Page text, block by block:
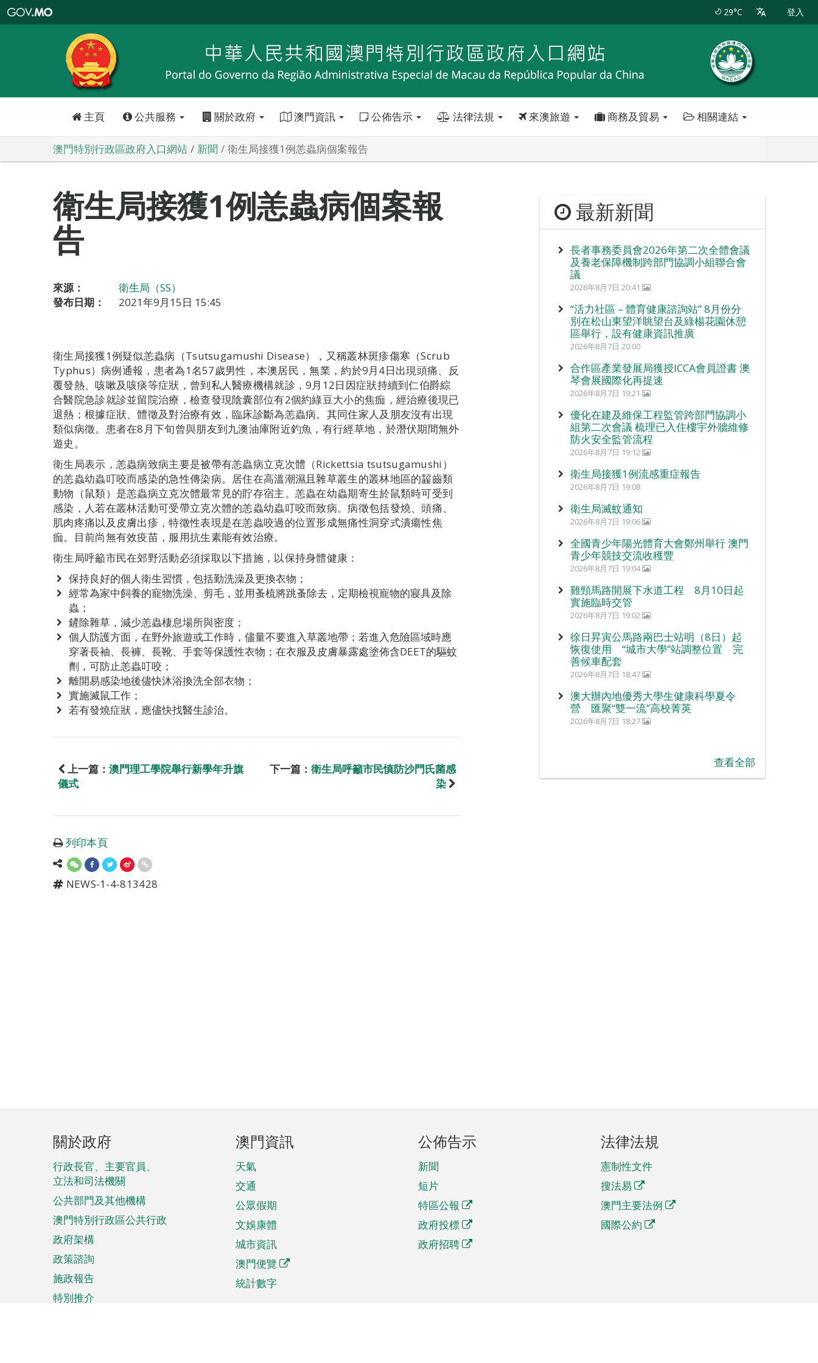
特
政
區
政
口
29°C 登入
主頁 公共服務 關於政府 澳門資訊 公佈告示 法律法規 來澳旅遊 商務及貿易 相關連結
澳門特別行政區政府入口網站 新聞 衛生局接獲1例恙蟲病個案報告
衛生局接獲1例恙蟲病個案報
告
來源：
衛生局（SS）
發布日期：
2021年9月15日 15:45
衛生局接獲1例疑似恙蟲病（Tsutsugamushi Disease），又稱叢林斑疹傷寒（Scrub
Typhus）病例通報，患者為1名57歲男性，本澳居民，無業，約於9月4日出現頭痛、反
覆發熱、咳嗽及咳痰等症狀，曾到私人醫療機構就診，9月12日因症狀持續到仁伯爵綜
合醫院急診就診並留院治療，檢查發現陰囊部位有2個約綠豆大小的焦痂，經治療後現已
退熱；根據症狀、體徵及對治療有效，臨床診斷為恙蟲病。其同住家人及朋友沒有出現
類似病徵。患者在8月下旬曾與朋友到九澳油庫附近釣魚，有行經草地，於潛伏期間無外
遊史。
衛生局表示，恙蟲病致病主要是被帶有恙蟲病立克次體（Rickettsia tsutsugamushi）
的恙蟲幼蟲叮咬而感染的急性傳染病。居住在高溫潮濕且雜草叢生的叢林地區的齧齒類
動物（鼠類）是恙蟲病立克次體最常見的貯存宿主。恙蟲在幼蟲期寄生於鼠類時可受到
感染，人若在叢林活動可受帶立克次體的恙蟲幼蟲叮咬而致病。病徵包括發燒、頭痛、
肌肉疼痛以及皮膚出疹，特徵性表現是在恙蟲咬過的位置形成無痛性洞穿式潰瘍性焦
痂。目前尚無有效疫苗，服用抗生素能有效治療。
衛生局呼籲市民在郊野活動必須採取以下措施，以保持身體健康：
保持良好的個人衛生習慣，包括勤洗澡及更換衣物；
經常為家中飼養的寵物洗澡、剪毛，並用蚤梳將跳蚤除去，定期檢視寵物的寢具及除
蟲；
鏟除雜草，減少恙蟲棲息場所與密度；
個人防護方面，在野外旅遊或工作時，儘量不要進入草叢地帶；若進入危險區域時應
穿著長袖、長褲、長靴、手套等保護性衣物；在衣服及皮膚暴露處塗佈含DEET的驅蚊
劑，可防止恙蟲叮咬；
離開易感染地後儘快沐浴換洗全部衣物；
實施滅鼠工作；
若有發燒症狀，應儘快找醫生診治。
上一篇： 澳門理工學院舉行新學年升旗
儀式
下一篇： 衛生局呼籲市民慎防沙門氏菌感
染
列印本頁
NEWS-1-4-813428
最新新聞
長者事務委員會2026年第二次全體會議
及養老保障機制跨部門協調小組聯合會
議
2026年8月7日 20:41
“活力社區 – 體育健康諮詢站” 8月份分
別在松山東望洋眺望台及綠楊花園休憩
區舉行，設有健康資訊推廣
2026年8月7日 20:00
合作區產業發展局獲授ICCA會員證書 澳
琴會展國際化再提速
2026年8月7日 19:21
優化在建及維保工程監管跨部門協調小
組第二次會議 梳理已入住樓宇外牆維修
防火安全監管流程
2026年8月7日 19:12
衛生局接獲1例流感重症報告
2026年8月7日 19:08
衛生局滅蚊通知
2026年8月7日 19:06
全國青少年陽光體育大會鄭州舉行 澳門
青少年競技交流收穫豐
2026年8月7日 19:04
雞頸馬路開展下水道工程 8月10日起
實施臨時交管
2026年8月7日 19:02
徐日昇寅公馬路兩巴士站明（8日）起
恢復使用 “城市大學”站調整位置 完
善候車配套
2026年8月7日 18:47
澳大辦內地優秀大學生健康科學夏令
營 匯聚“雙一流”高校菁英
2026年8月7日 18:27
查看全部
頁
腳
菜
單
關於政府
行政長官、主要官員、
立法和司法機關
公共部門及其他機構
澳門特別行政區公共行政
政府架構
政策諮詢
施政報告
特別推介
澳門資訊
天氣
交通
公眾假期
文娛康體
城市資訊
澳門便覽
統計數字
公佈告示
新聞
短片
特區公報
政府投標
政府招聘
法律法規
憲制性文件
搜法易
澳門主要法例
國際公約